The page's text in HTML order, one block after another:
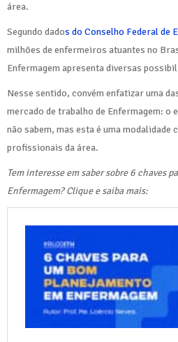
área.
Segundo dados do Conselho Federal de
milhões de enfermeiros atuantes no
Enfermagem apresenta diversas
Nesse sentido, convém enfatizar uma
mercado de trabalho de Enfermagem: o
não sabem, mas esta é uma modalidade
profissionais da área.
Tem interesse em saber sobre 6 chaves
Enfermagem? Clique e saiba mais: